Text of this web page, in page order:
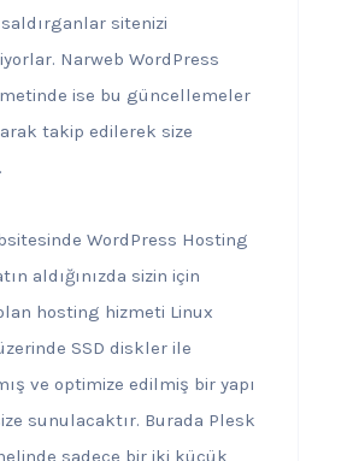
sitenizi
Narweb WordPress
ise bu güncellemeler
takip edilerek size
WordPress Hosting
aldığınızda sizin için
hosting hizmeti Linux
SSD diskler ile
ve optimize edilmiş bir yapı
sunulacaktır. Burada Plesk